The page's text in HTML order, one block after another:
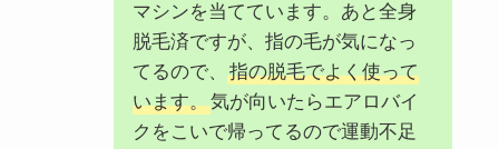
マシンを当てています。あと全身
脱毛済ですが、指の毛が気になっ
てるので、
指の脱毛でよく使って
います。気が向いたらエアロバイ
クをこいで帰ってるので運動不足